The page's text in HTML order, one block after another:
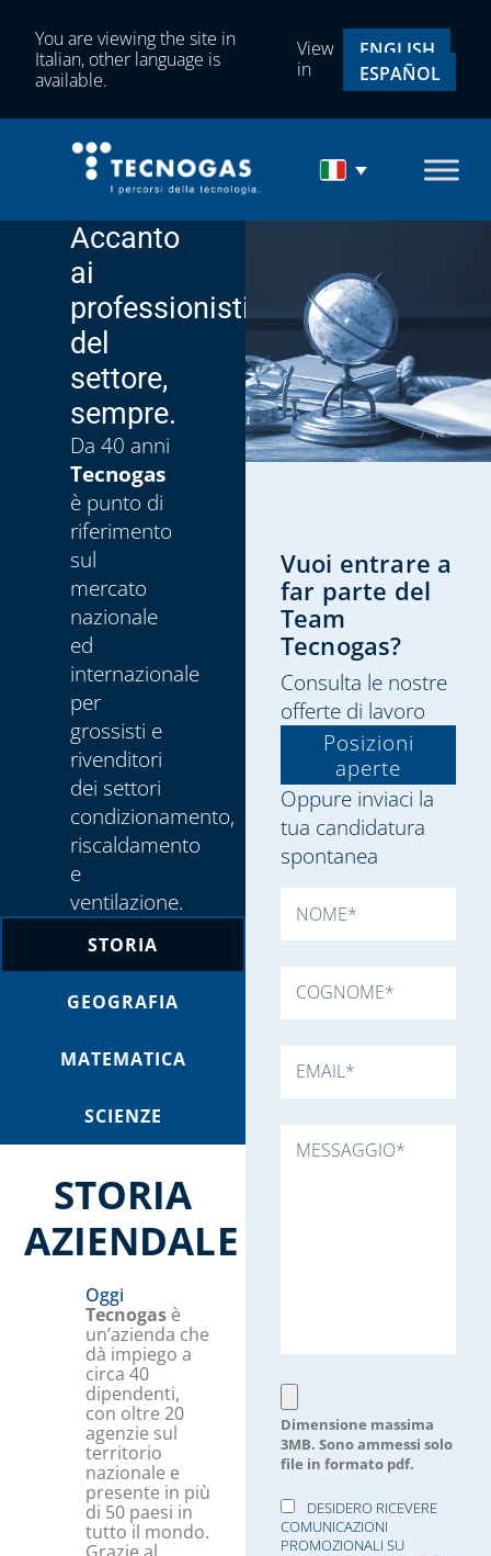
You are viewing the site in
Italian, other language is
available.
View
in
ENGLISH
ESPAÑOL
Accanto
ai
professionisti
del
settore,
sempre.
Da 40 anni
Tecnogas
è punto di
riferimento
sul
mercato
nazionale
ed
internazionale
per
grossisti e
rivenditori
dei settori
condizionamento,
riscaldamento
e
ventilazione.
STORIA
GEOGRAFIA
MATEMATICA
SCIENZE
STORIA
AZIENDALE
Oggi
Tecnogas è
un’azienda che
dà impiego a
circa 40
dipendenti,
con oltre 20
agenzie sul
territorio
nazionale e
presente in più
di 50 paesi in
tutto il mondo.
Vuoi entrare a
far parte del
Team
Tecnogas?
Consulta le nostre
offerte di lavoro
Posizioni
aperte
Oppure inviaci la
tua candidatura
spontanea
Dimensione massima
3MB. Sono ammessi solo
file in formato pdf.
DESIDERO RICEVERE
COMUNICAZIONI
PROMOZIONALI SU